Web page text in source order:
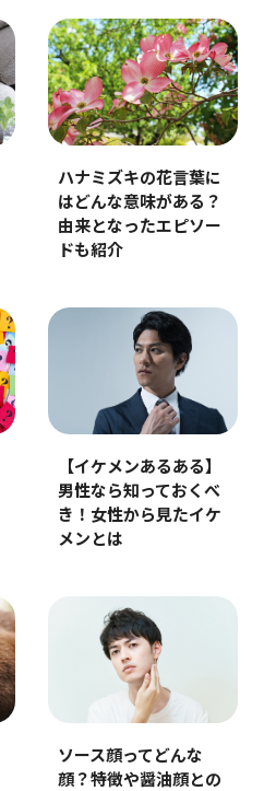
ハナミズキの花言葉に
はどんな意味がある？
由来となったエピソー
ドも紹介
【イケメンあるある】
男性なら知っておくべ
き！女性から見たイケ
メンとは
ソース顔ってどんな
顔？特徴や醤油顔との